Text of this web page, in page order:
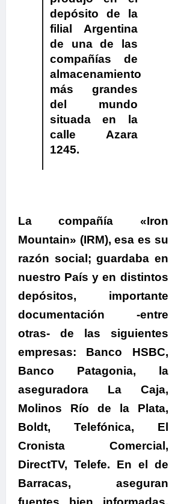
depósito de la
filial Argentina
de una de las
compañías de
almacenamiento
más grandes
del mundo
situada en la
calle Azara
1245.
La compañía «Iron
Mountain» (IRM), esa es su
razón social; guardaba en
nuestro País y en distintos
depósitos, importante
documentación -entre
otras- de las siguientes
empresas: Banco HSBC,
Banco Patagonia, la
aseguradora La Caja,
Molinos Río de la Plata,
Boldt, Telefónica, El
Cronista Comercial,
DirectTV, Telefe. En el de
Barracas, aseguran